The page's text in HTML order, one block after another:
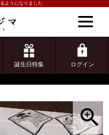
ようになりました
誕生日特集 ログイン
は